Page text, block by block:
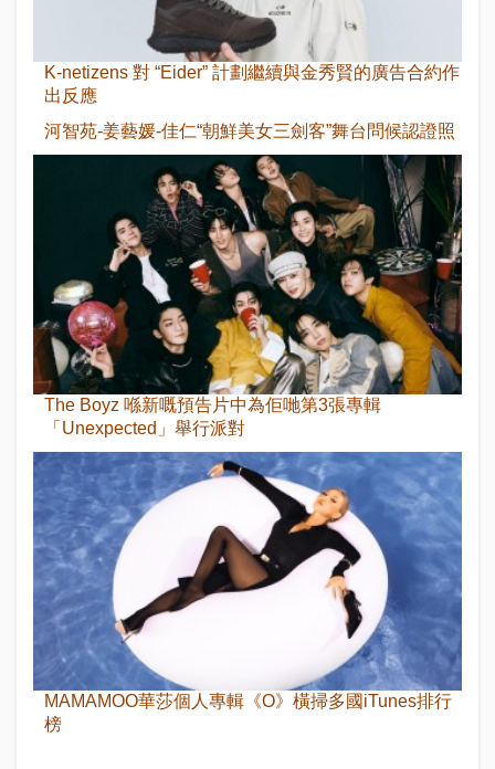
K-netizens 對 “Eider” 計劃繼續與金秀賢的廣告合約作
出反應
河智苑-姜藝媛-佳仁“朝鮮美女三劍客”舞台問候認證照
The Boyz 喺新嘅預告片中為佢哋第3張專輯
「Unexpected」舉行派對
MAMAMOO華莎個人專輯《O》橫掃多國iTunes排行
榜